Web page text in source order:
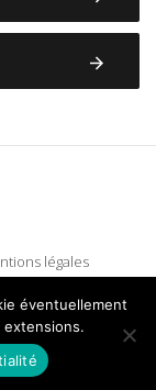
légales
à 9 Lives
éventuellement
extensions.